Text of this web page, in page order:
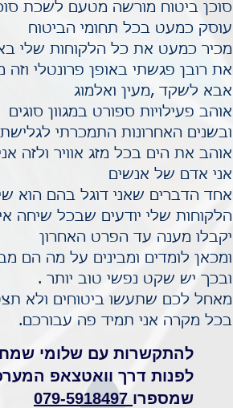
סוכן ביטוח מורשה מטעם לשכת
עוסק כמעט בכל תחומי הביטוח
מכיר כמעט את כל הלקוחות שלי
את רובן פגשתי באופן פרונטלי
אבא לשקד ,מעין ואלמוג
אוהב פעילויות ספורט במגוון סוגים
ובשנים האחרונות התמכרתי לגלישת
אוהב את הים בכל מזג אוויר ולזה
אני אדם של אנשים
אחד הדברים שאני דוגל בהם הוא
הלקוחות שלי יודעים שבכל שיחה
יקבלו מענה עד הפרט האחרון
ומכאן לומדים ומבינים על מה הם
ובכך יש שקט נפשי טוב יותר .
מאחל לכם שתעשו ביטוחים ולא
בכל מקרה אני תמיד פה עבורכם.
להתקשרות עם שלומי
לפנות דרך וואטצאפ
שמספרו